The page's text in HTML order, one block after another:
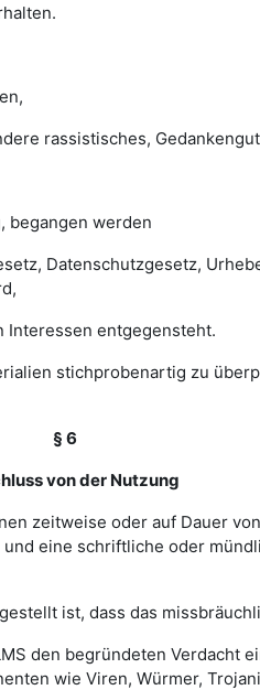
rassistisches,
begangen werden
Datenschutzgesetz,
Interessen entgegensteht.
stichprobenartig zu
§ 6
von der Nutzung
zeitweise oder auf Dauer
eine schriftliche oder
ist, dass das
den begründeten Verdacht
wie Viren, Würmer,